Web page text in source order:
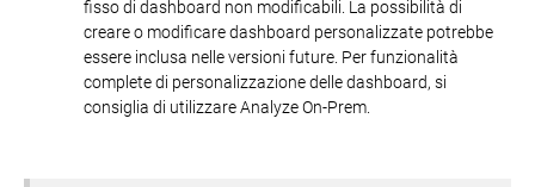
fisso di dashboard non modificabili. La possibilità di
creare o modificare dashboard personalizzate potrebbe
essere inclusa nelle versioni future. Per funzionalità
complete di personalizzazione delle dashboard, si
consiglia di utilizzare Analyze On-Prem.